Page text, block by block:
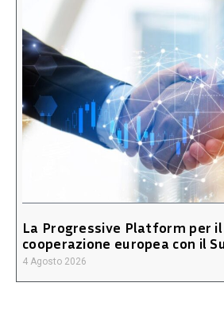
La Progressive Platform per
cooperazione europea con il
4 Agosto 2026